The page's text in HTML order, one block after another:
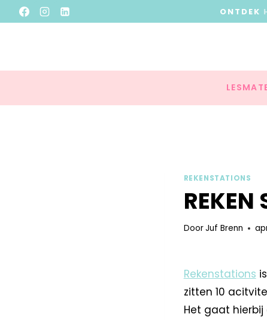
ONTDEK
REKENSTATIONS
REKEN
DoorJuf Brenn
Rekenstations
zitten 10
Het gaat hierbij